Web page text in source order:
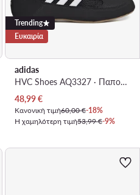
Trending
Ευκαιρία
adidas
HVC Shoes AQ3327 · Παπούτσια Πυγμαχίας
Τρέχουσα τιμή
48,99€
Κανονική τιμή60,00 €-18%
Η χαμηλότερη τιμή53,99 €-9%